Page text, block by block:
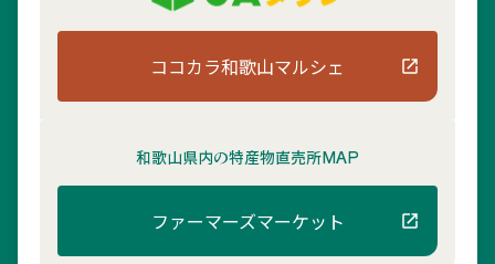
ココカラ和歌山マルシェ
和歌山県内の特産物直売所MAP
ファーマーズマーケット